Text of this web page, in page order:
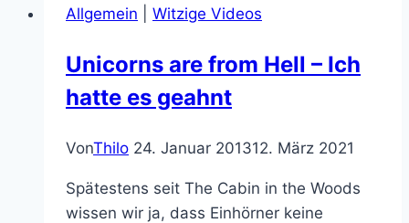
Ka’a
Allgemein Witzige Videos
Unicorns are from Hell – Ich
hatte es geahnt
VonThilo 24. Januar 201312. März 2021
Spätestens seit The Cabin in the Woods
wissen wir ja, dass Einhörner keine